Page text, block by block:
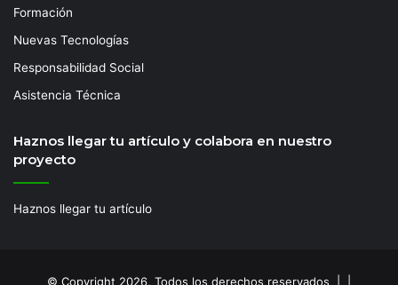
Formación
Nuevas Tecnologías
Responsabilidad Social
Asistencia Técnica
Haznos llegar tu artículo y colabora en nuestro
proyecto
Haznos llegar tu artículo
© Copyright 2026, Todos los derechos reservados | |